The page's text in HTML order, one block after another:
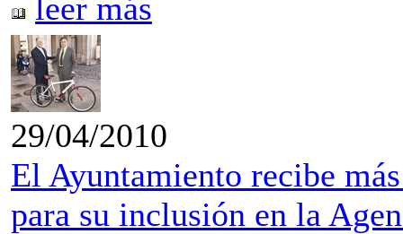
leer más
29/04/2010
El Ayuntamiento recibe
para su inclusión en la